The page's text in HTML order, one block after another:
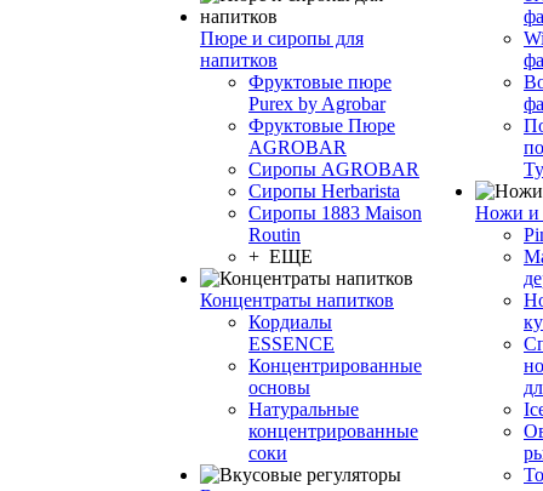
Пюре и сиропы для
напитков
Фруктовые пюре
Purex by Agrobar
Фруктовые Пюре
AGROBAR
Сиропы AGROBAR
Сиропы Herbarista
Сиропы 1883 Maison
Routin
+ ЕЩЕ
Концентраты напитков
Кордиалы
ESSENCE
Концентрированные
основы
Натуральные
концентрированные
соки
Ножи и